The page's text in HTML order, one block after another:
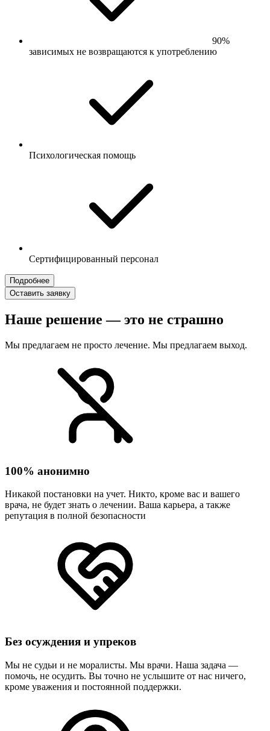
90%
зависимых не возвращаются к употреблению
Психологическая помощь
Сертифицированный персонал
Подробнее
Оставить заявку
Наше решение — это не страшно
Мы предлагаем не просто лечение. Мы предлагаем выход.
100% анонимно
Никакой постановки на учет. Никто, кроме вас и вашего
врача, не будет знать о лечении. Ваша карьера, а также
репутация в полной безопасности
Без осуждения и упреков
Мы не судьи и не моралисты. Мы врачи. Наша задача —
помочь, не осудить. Вы точно не услышите от нас ничего,
кроме уважения и постоянной поддержки.